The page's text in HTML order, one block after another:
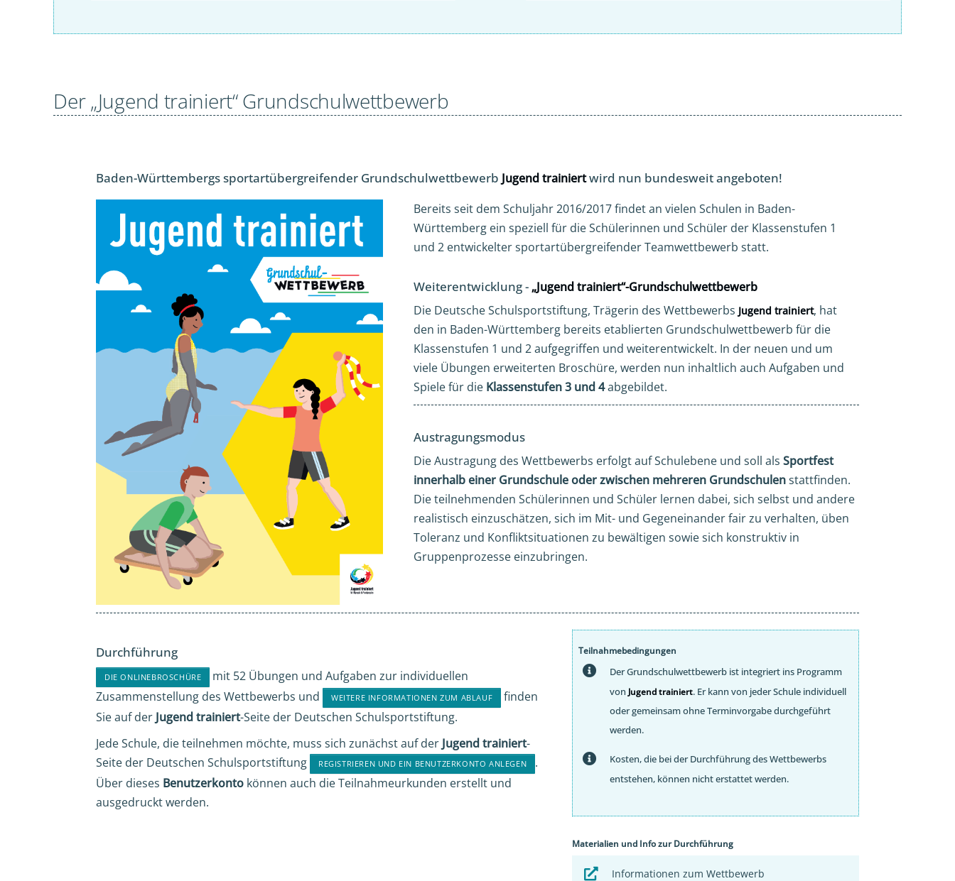
Der „Jugend trainiert“ Grundschulwettbewerb
Baden-Württembergs sportartübergreifender Grundschulwettbewerb Jugend trainiertwird nun bundesweit angeboten!
Bereits seit dem Schuljahr 2016/2017 findet an vielen Schulen in Baden-
Württemberg ein speziell für die Schülerinnen und Schüler der Klassenstufen 1
und 2 entwickelter sportartübergreifender Teamwettbewerb statt.
Weiterentwicklung - „Jugend trainiert“-Grundschulwettbewerb
Die Deutsche Schulsportstiftung, Trägerin des Wettbewerbs Jugend trainiert, hat
den in Baden-Württemberg bereits etablierten Grundschulwettbewerb für die
Klassenstufen 1 und 2 aufgegriffen und weiterentwickelt. In der neuen und um
viele Übungen erweiterten Broschüre, werden nun inhaltlich auch Aufgaben und
Spiele für die Klassenstufen 3 und 4abgebildet.
Austragungsmodus
Die Austragung des Wettbewerbs erfolgt auf Schulebene und soll als Sportfest
innerhalb einer Grundschule oder zwischen mehreren Grundschulenstattfinden.
Die teilnehmenden Schülerinnen und Schüler lernen dabei, sich selbst und andere
realistisch einzuschätzen, sich im Mit- und Gegeneinander fair zu verhalten, üben
Toleranz und Konfliktsituationen zu bewältigen sowie sich konstruktiv in
Gruppenprozesse einzubringen.
Durchführung
DIE ONLINEBROSCHÜRE
mit 52 Übungen und Aufgaben zur individuellen
Zusammenstellung des Wettbewerbs und
WEITERE INFORMATIONEN ZUM ABLAUF
finden
Sie auf der Jugend trainiert-Seite der Deutschen Schulsportstiftung.
Jede Schule, die teilnehmen möchte, muss sich zunächst auf der Jugend trainiert-
Seite der Deutschen Schulsportstiftung
REGISTRIEREN UND EIN BENUTZERKONTO ANLEGEN
.
Über dieses Benutzerkontokönnen auch die Teilnahmeurkunden erstellt und
ausgedruckt werden.
Teilnahmebedingungen
Der Grundschulwettbewerb ist integriert ins Programm
von Jugend trainiert. Er kann von jeder Schule individuell
oder gemeinsam ohne Terminvorgabe durchgeführt
werden.
Kosten, die bei der Durchführung des Wettbewerbs
entstehen, können nicht erstattet werden.
Materialien und Info zur Durchführung
Informationen zum Wettbewerb